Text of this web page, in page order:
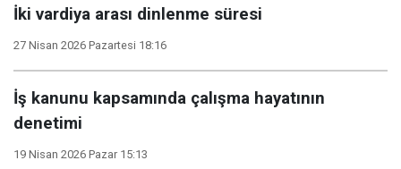
İki vardiya arası dinlenme süresi
27 Nisan 2026 Pazartesi 18:16
İş kanunu kapsamında çalışma hayatının
denetimi
19 Nisan 2026 Pazar 15:13